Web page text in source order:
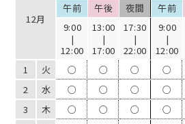
12月
午前
午後 夜間 午前
9:00
|
12:00
13:00
|
17:00
17:30
|
22:00
9:00
|
12:00
1
火 ○ ○ ○ ○
2
水 ○ ○ ○ ○
3
木 ○ ○ ○ ○